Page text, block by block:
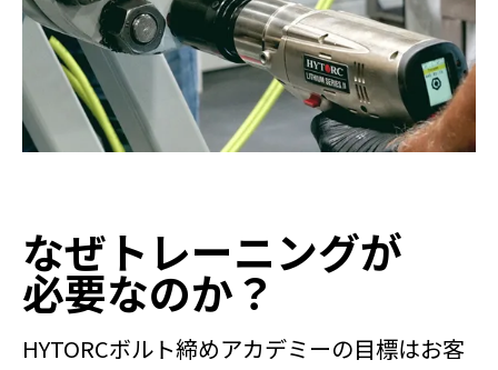
なぜトレーニングが
必要なのか？
HYTORCボルト締めアカデミーの目標はお客